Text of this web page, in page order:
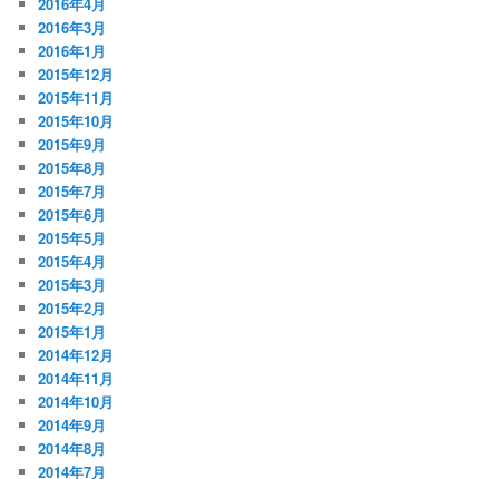
2016年3月
2016年1月
2015年12月
2015年11月
2015年10月
2015年9月
2015年8月
2015年7月
2015年6月
2015年5月
2015年4月
2015年3月
2015年2月
2015年1月
2014年12月
2014年11月
2014年10月
2014年9月
2014年8月
2014年7月